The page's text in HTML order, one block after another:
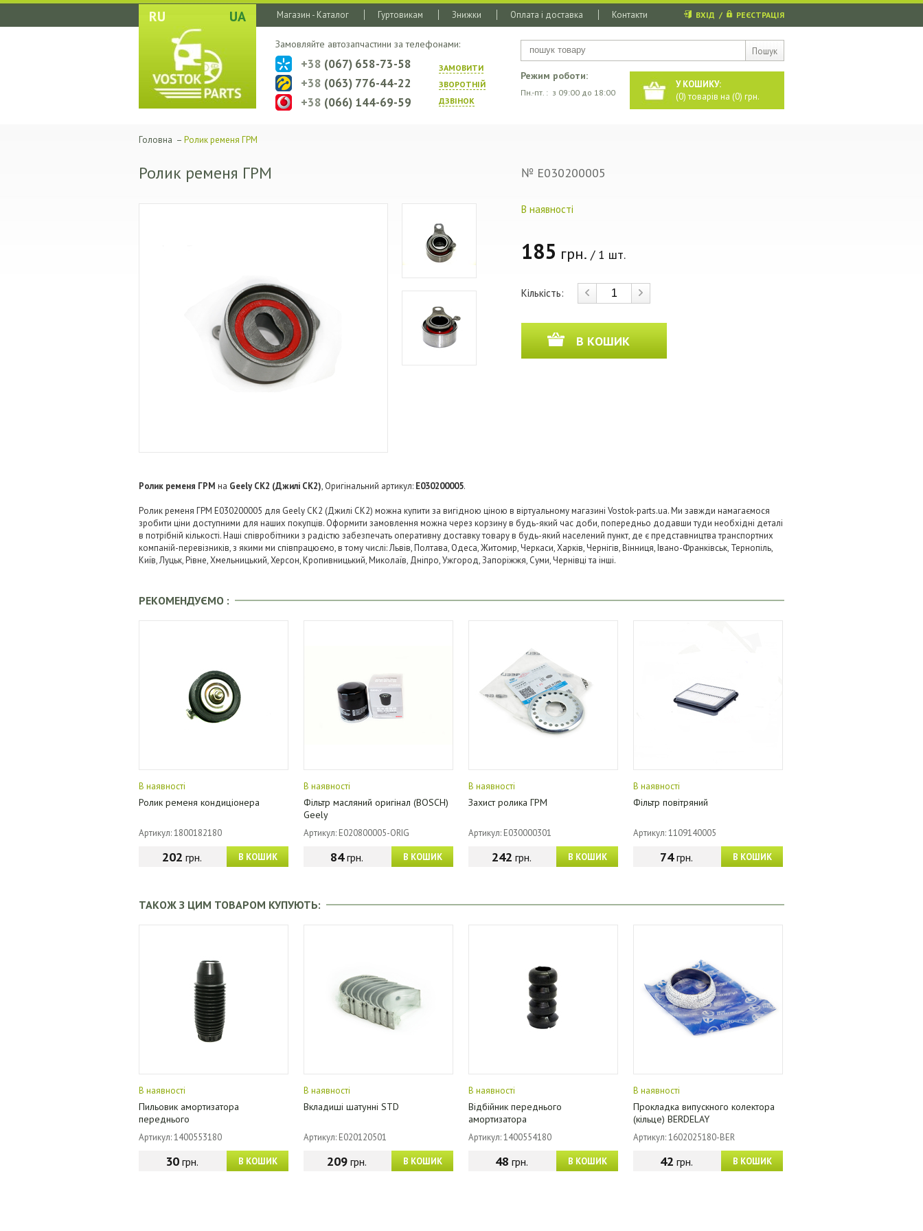
RU UA
Пошук
Магазин - Каталог Гуртовикам Знижки Оплата і доставка Контакти ВХІД / РЕЄСТРАЦІЯ
У КОШИКУ:
(0) товарів на (0) грн.
Режим роботи:
Пн.-пт. : з 09:00 до 18:00
Замовляйте автозапчастини за телефонами:
ЗАМОВИТИ
ЗВОРОТНIЙ
ДЗВIНОК
+38 (067) 658-73-58
+38 (063) 776-44-22
+38 (066) 144-69-59
Головна – Ролик ременя ГРМ
Ролик ременя ГРМ № E030200005
В наявності
185 грн. / 1 шт.
Кількість:
В КОШИК
Ролик ременя ГРМ на Geely CK2 (Джилі СК2), Оригінальний артикул: E030200005.
Ролик ременя ГРМ E030200005 для Geely CK2 (Джилі СК2) можна купити за вигідною ціною в віртуальному магазині Vostok-parts.ua. Ми завжди намагаємося
зробити ціни доступними для наших покупців. Оформити замовлення можна через корзину в будь-який час доби, попередньо додавши туди необхідні деталі
в потрібній кількості. Наші співробітники з радістю забезпечать оперативну доставку товару в будь-який населений пункт, де є представництва транспортних
компаній-перевізників, з якими ми співпрацюємо, в тому числі: Львів, Полтава, Одеса, Житомир, Черкаси, Харків, Чернігів, Вінниця, Івано-Франківськ, Тернопіль,
Київ, Луцьк, Рівне, Хмельницький, Херсон, Кропивницький, Миколаїв, Дніпро, Ужгород, Запоріжжя, Суми, Чернівці та інші.
РЕКОМЕНДУЄМО :
В наявності
Ролик ременя кондиціонера
Артикул: 1800182180
В КОШИК
202 грн.
В наявності
Фільтр масляний оригінал (BOSCH)
Geely
Артикул: E020800005-ORIG
В КОШИК
84грн.
В наявності
Захист ролика ГРМ
Артикул: E030000301
В КОШИК
242 грн.
В наявності
Фільтр повітряний
Артикул: 1109140005
В КОШИК
74грн.
ТАКОЖ З ЦИМ ТОВАРОМ КУПУЮТЬ:
В наявності
Пильовик амортизатора
переднього
Артикул: 1400553180
В КОШИК
30грн.
В наявності
Вкладиші шатунні STD
Артикул: E020120501
В КОШИК
209грн.
В наявності
Відбійник переднього
амортизатора
Артикул: 1400554180
В КОШИК
48 грн.
В наявності
Прокладка випускного колектора
(кільце) BERDELAY
Артикул: 1602025180-BER
В КОШИК
42 грн.